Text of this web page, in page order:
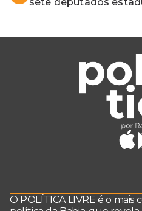
sete deputados
O POLÍTICA LIVRE é o mais